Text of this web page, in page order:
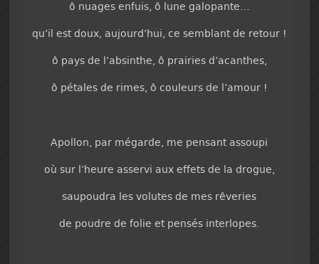
ô nuages enfuis, ô lune galopante…
qu’il est doux, aujourd’hui, ce semblant de retour !
ô pays de l’absinthe, ô prairies d’acanthes,
ô pétales de rimes, ô couleurs de l’amour !
Apollon, par mégarde, me pensant assoupi
où sur l’heure asservi aux effets de la drogue,
saupoudra les volutes de mes rêveries
de poudre de folie et pensés interlopes.